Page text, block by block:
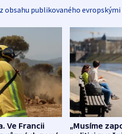
obsahu publikovaného
Ve Francii
„Musíme